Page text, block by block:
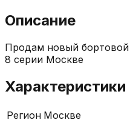
Описание
Продам новый
8 серии Москве
Характеристики
Регион Москве